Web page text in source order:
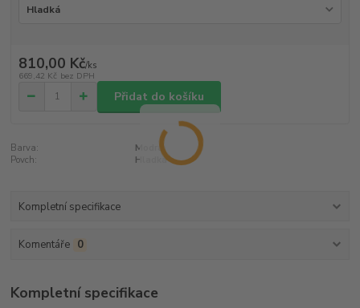
810,00 Kč/ks
669,42 Kč bez DPH
Přidat do košíku
Barva:
Modrá
Povch:
Hladká
Kompletní specifikace
Komentáře 0
Kompletní specifikace